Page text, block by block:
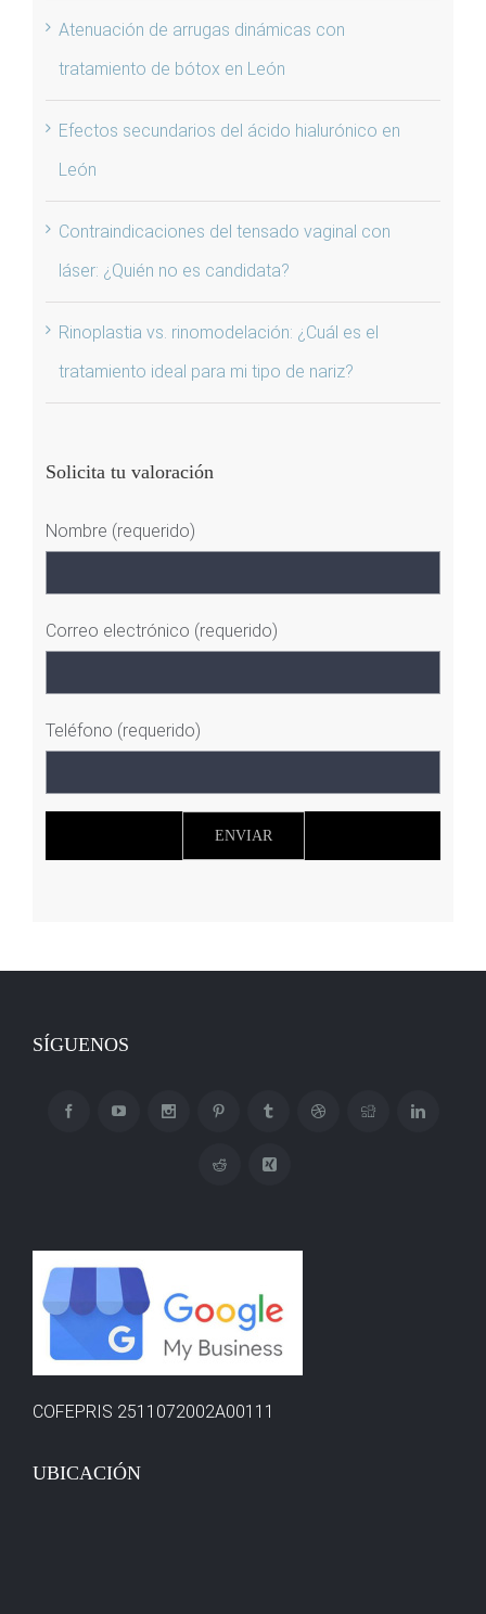
Atenuación de arrugas dinámicas con
tratamiento de bótox en León
Efectos secundarios del ácido hialurónico en
León
Contraindicaciones del tensado vaginal con
láser: ¿Quién no es candidata?
Rinoplastia vs. rinomodelación: ¿Cuál es el
tratamiento ideal para mi tipo de nariz?
Solicita tu valoración
Nombre (requerido)
Correo electrónico (requerido)
Teléfono (requerido)
SÍGUENOS
COFEPRIS 2511072002A00111
UBICACIÓN